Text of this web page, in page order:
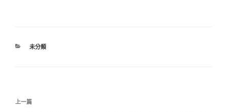
分
未分類
文
上
上一篇